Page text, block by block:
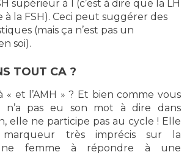
supérieur à 1 (c’est à dire que la LH
la FSH). Ceci peut suggérer des
(mais ça n’est pas un
soi).
TOUT CA ?
« et l’AMH » ? Et bien comme vous
n’a pas eu son mot à dire dans
elle ne participe pas au cycle ! Elle
très imprécis sur la
femme à répondre à une